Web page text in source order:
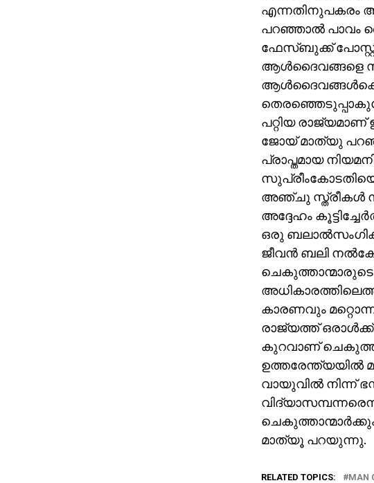
എന്നതിനുപകരം
പറഞ്ഞാല്‍ പാവം
ഫേസ്ബുക്ക്
ആള്‍ദൈവങ്ങളെ
പറ്റിയ
ജോയ് മാത്യു
പ്രാപ്തമായ
അഞ്ചു സ്ത്രീകള്‍
അദ്ദേഹം
ഒരു
ജീവന്‍ ബലി
കാരണവും
രാജ്യത്ത്
കുറവാണ്
ഉത്തരേന്ത്യയില്‍
വായുവില്‍ നിന്ന്
മാത്യൂ പറയുന്നു.
RELATED TOPICS: MAN